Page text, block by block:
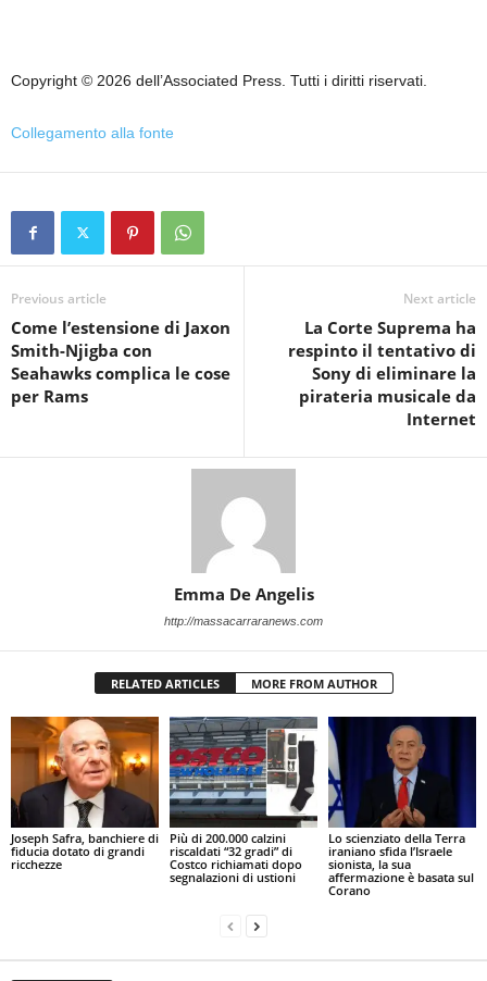
Copyright © 2026 dell’Associated Press. Tutti i diritti riservati.
Collegamento alla fonte
Previous article
Come l’estensione di Jaxon
Smith-Njigba con
Seahawks complica le cose
per Rams
Next article
La Corte Suprema ha
respinto il tentativo di
Sony di eliminare la
pirateria musicale da
Internet
Emma De Angelis
http://massacarraranews.com
RELATED ARTICLES MORE FROM AUTHOR
Joseph Safra, banchiere di
fiducia dotato di grandi
ricchezze
Più di 200.000 calzini
riscaldati “32 gradi” di
Costco richiamati dopo
segnalazioni di ustioni
Lo scienziato della Terra
iraniano sfida l’Israele
sionista, la sua
affermazione è basata sul
Corano